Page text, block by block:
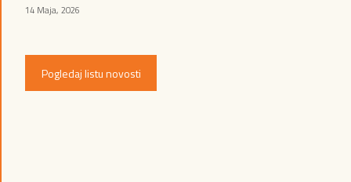
14 Maja, 2026
Pogledaj listu novosti